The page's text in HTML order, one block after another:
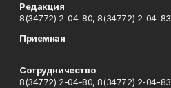
Редакция
8(34772) 2-04-80, 8(34772) 2-04-83
Приемная
-
Сотрудничество
8(34772) 2-04-80, 8(34772) 2-04-83